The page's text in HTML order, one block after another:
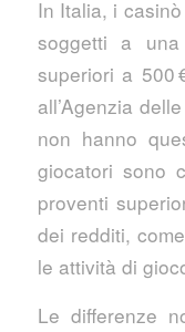
In Italia, i
soggetti a
superiori a 500
all’Agenzia
non hanno
giocatori sono
proventi
dei redditi,
le attività di
Le differenze